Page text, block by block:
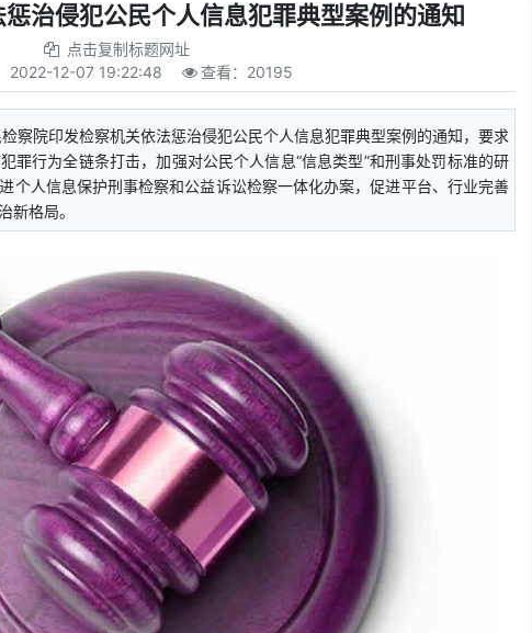
治侵犯公民个人信息犯罪典型案例的通知
点击复制标题网址
2022-12-07 19:22:48 查看： 20195
察院印发检察机关依法惩治侵犯公民个人信息犯罪典型案例的通知，要求
罪行为全链条打击，加强对公民个人信息“信息类型”和刑事处罚标准的研
个人信息保护刑事检察和公益诉讼检察一体化办案，促进平台、行业完善
新格局。